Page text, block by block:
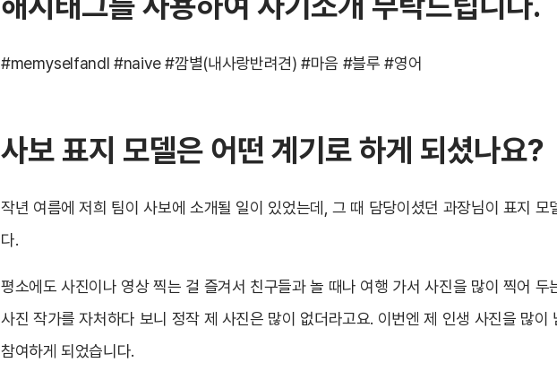
#memyselfandI #naive #깜별(내사랑반려견) #마음 #블루 #영어
사보 표지 모델은 어떤 계기로 하게 되셨나요?
작년 여름에 저희 팀이 사보에 소개될 일이 있었는데, 그 때 담당이셨던 과장님이 표지 모
다.
평소에도 사진이나 영상 찍는 걸 즐겨서 친구들과 놀 때나 여행 가서 사진을 많이 찍어 두
사진 작가를 자처하다 보니 정작 제 사진은 많이 없더라고요. 이번엔 제 인생 사진을 많이
참여하게 되었습니다.